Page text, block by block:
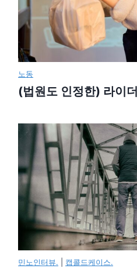
노동
(법원도 인정한) 라이
민노인터뷰. 캡콜드케이스.